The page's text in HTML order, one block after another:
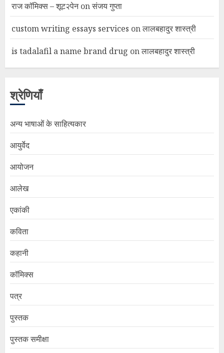
राज कॉमिक्स – शूट२पेनonसंजय गुप्ता
custom writing essays services onलालबहादुर शास्त्री
is tadalafil a name brand drug onलालबहादुर शास्त्री
श्रेणियाँ
अन्य भाषाओं के साहित्यकार
आयुर्वेद
आयोजन
आलेख
एकांकी
कविता
कहानी
कॉमिक्स
पत्र
पुस्तक
पुस्तक समीक्षा